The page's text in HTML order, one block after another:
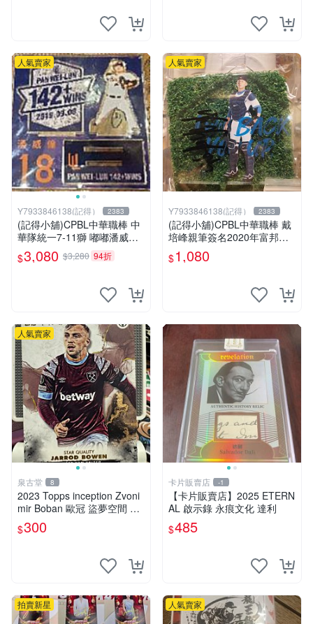
人氣賣家
Y7933846138(記得） 2383
(記得小舖)CPBL中華職棒 中
華隊統一7-11獅 嘟嘟潘威倫
中職142勝紀念簽名大立牌 台
灣現貨如圖
$3,080 $3,280 94折
人氣賣家
Y7933846138(記得） 2383
(記得小舖)CPBL中華職棒 戴
培峰親筆簽名2020年富邦手
機架 台灣現貨如圖
$1,080
人氣賣家
泉古堂 8
2023 Topps inception Zvoni
mir Boban 歐冠 盜夢空間 盜
夢空間 阿賈克斯 倫施西漢-1
48
$300
卡片販賣店 -1
【卡片販賣店】2025 ETERN
AL 啟示錄 永痕文化 達利
$485
拍賣新星 人氣賣家